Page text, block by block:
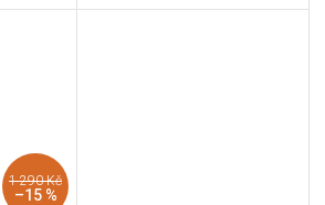
1 290 Kč
–15 %